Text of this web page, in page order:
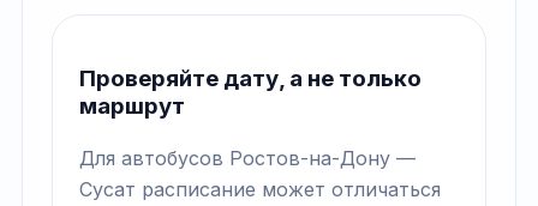
Проверяйте дату, а не только
маршрут
Для автобусов Ростов-на-Дону —
Сусат расписание может отличаться